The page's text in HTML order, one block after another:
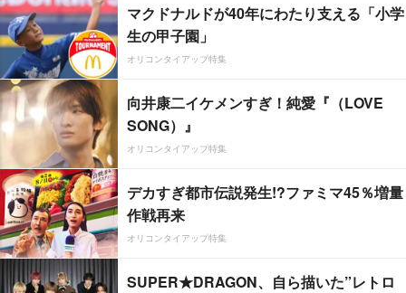
マクドナルドが40年にわたり支える「小学
生の甲子園」
オリコンタイアップ特集
向井康二イケメンすぎ！純愛『（LOVE
SONG）』
オリコンタイアップ特集
デカすぎ都市伝説発生!?ファミマ45％増量
作戦再来
オリコンタイアップ特集
SUPER★DRAGON、自ら描いた”レトロ